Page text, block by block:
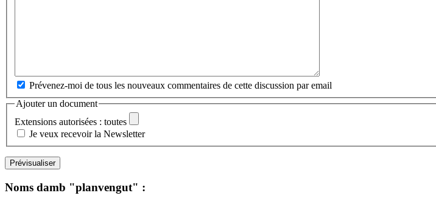
Prévenez-moi de tous les nouveaux commentaires de cette discussion par email
Ajouter un document
Extensions autorisées : toutes
Je veux recevoir la Newsletter
Noms damb "planvengut" :